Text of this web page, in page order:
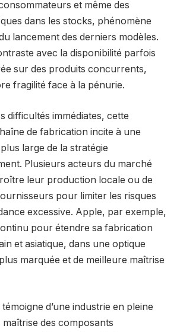
et même des
dans les stocks, phénomène
lancement des derniers modèles.
avec la disponibilité parfois
sur des produits concurrents,
fragilité face à la pénurie.
difficultés immédiates, cette
de fabrication incite à une
large de la stratégie
Plusieurs acteurs du marché
leur production locale ou de
pour limiter les risques
excessive. Apple, par exemple,
pour étendre sa fabrication
et asiatique, dans une optique
marquée et de meilleure maîtrise
d’une industrie en pleine
des composants